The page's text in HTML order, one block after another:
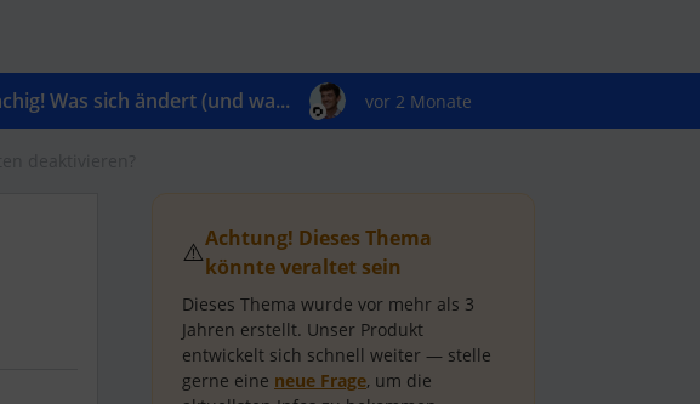
Was sich ändert (und wa... vor 2 Monate
⚠️Achtung! Dieses Thema
könnte veraltet sein
Dieses Thema wurde vor mehr als 3
Jahren erstellt. Unser Produkt
entwickelt sich schnell weiter — stelle
gerne eine neue Frage, um die